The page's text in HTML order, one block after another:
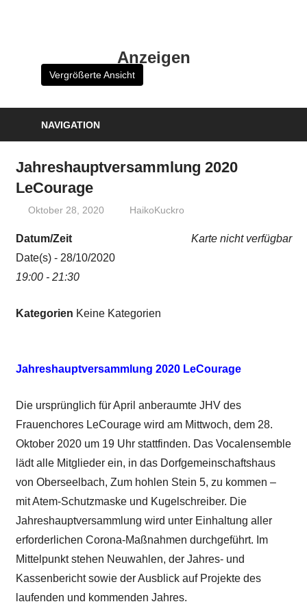
Anzeigen
Vergrößerte Ansicht
NAVIGATION
Jahreshauptversammlung 2020
LeCourage
Oktober 28, 2020 HaikoKuckro
Karte nicht verfügbar
Datum/Zeit
Date(s) - 28/10/2020
19:00 - 21:30
Kategorien Keine Kategorien
Jahreshauptversammlung 2020 LeCourage
Die ursprünglich für April anberaumte JHV des
Frauenchores LeCourage wird am Mittwoch, dem 28.
Oktober 2020 um 19 Uhr stattfinden. Das Vocalensemble
lädt alle Mitglieder ein, in das Dorfgemeinschaftshaus
von Oberseelbach, Zum hohlen Stein 5, zu kommen –
mit Atem-Schutzmaske und Kugelschreiber. Die
Jahreshauptversammlung wird unter Einhaltung aller
erforderlichen Corona-Maßnahmen durchgeführt. Im
Mittelpunkt stehen Neuwahlen, der Jahres- und
Kassenbericht sowie der Ausblick auf Projekte des
laufenden und kommenden Jahres.